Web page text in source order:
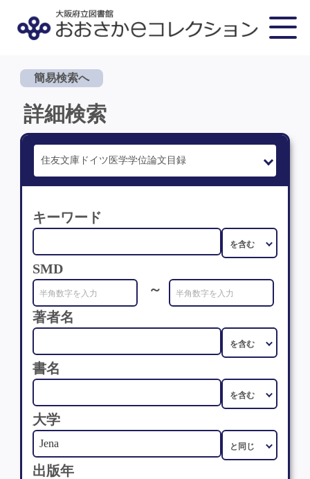
簡易検索へ
詳細検索
キーワード
SMD
～
著者名
書名
大学
出版年